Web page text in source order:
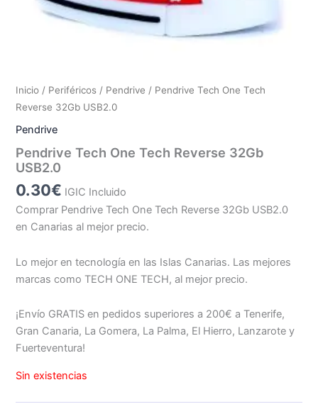
Inicio / Periféricos / Pendrive / Pendrive Tech One Tech
Reverse 32Gb USB2.0
Pendrive
Pendrive Tech One Tech Reverse 32Gb
USB2.0
0.30€ IGIC Incluido
Comprar Pendrive Tech One Tech Reverse 32Gb USB2.0
en Canarias al mejor precio.
Lo mejor en tecnología en las Islas Canarias. Las mejores
marcas como TECH ONE TECH, al mejor precio.
¡Envío GRATIS en pedidos superiores a 200€ a Tenerife,
Gran Canaria, La Gomera, La Palma, El Hierro, Lanzarote y
Fuerteventura!
Sin existencias